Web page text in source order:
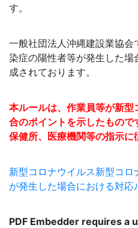
す。
一般社団法人沖縄建設業協
染症の陽性者等が発生した
成されております。
本ルールは、作業員等が新
合のポイントを示したもので
保健所、医療機関等の指示に
新型コロナウイルス新型コ
が発生した場合における対応
PDF Embedder requires a